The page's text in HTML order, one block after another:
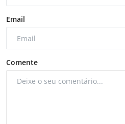
Email
Comente